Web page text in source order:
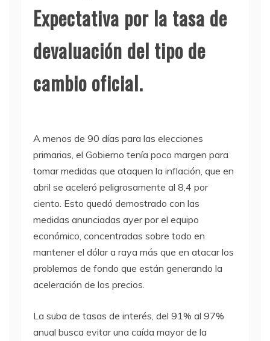
Expectativa por la tasa de
devaluación del tipo de
cambio oficial.
A menos de 90 días para las elecciones
primarias, el Gobierno tenía poco margen para
tomar medidas que ataquen la inflación, que en
abril se aceleró peligrosamente al 8,4 por
ciento. Esto quedó demostrado con las
medidas anunciadas ayer por el equipo
económico, concentradas sobre todo en
mantener el dólar a raya más que en atacar los
problemas de fondo que están generando la
aceleración de los precios.
La suba de tasas de interés, del 91% al 97%
anual busca evitar una caída mayor de la